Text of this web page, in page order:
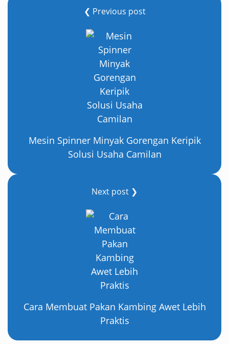
❮ Previous post
Mesin Spinner Minyak Gorengan Keripik
Solusi Usaha Camilan
Next post ❯
Cara Membuat Pakan Kambing Awet Lebih
Praktis